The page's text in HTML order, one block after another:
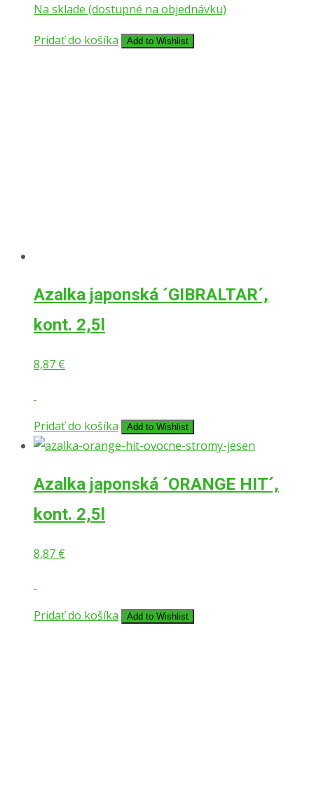
Na sklade (dostupné na objednávku)
Pridať do košíka
Add to Wishlist
Azalka japonská ´GIBRALTAR´,
kont. 2,5l
8,87 €
Pridať do košíka Add to Wishlist
Azalka japonská ´ORANGE HIT´,
kont. 2,5l
8,87 €
Pridať do košíka Add to Wishlist